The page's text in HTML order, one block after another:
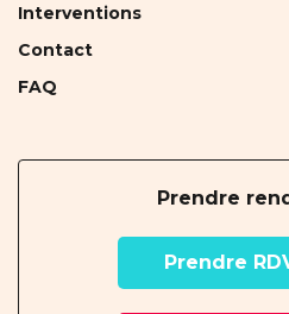
Interventions
Contact
FAQ
Prendre
Prendre